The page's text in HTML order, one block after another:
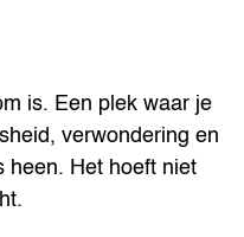
is. Een plek waar je
verwondering en
heen. Het hoeft niet